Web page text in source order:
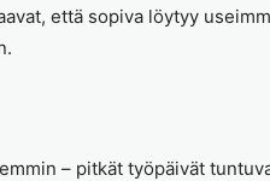
että sopiva löytyy
– pitkät työpäivät